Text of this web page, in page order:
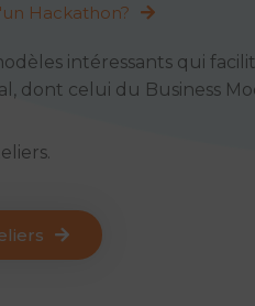
Hackathon?
intéressants qui
dont celui du Business